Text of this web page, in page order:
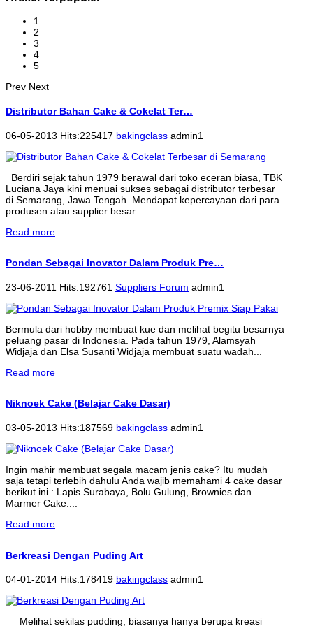
1
2
3
4
5
Prev Next
Distributor Bahan Cake & Cokelat Ter…
06-05-2013 Hits:225417 bakingclass admin1
Berdiri sejak tahun 1979 berawal dari toko eceran biasa, TBK
Luciana Jaya kini menuai sukses sebagai distributor terbesar
di Semarang, Jawa Tengah. Mendapat kepercayaan dari para
produsen atau supplier besar...
Read more
Pondan Sebagai Inovator Dalam Produk Pre…
23-06-2011 Hits:192761 Suppliers Forum admin1
Bermula dari hobby membuat kue dan melihat begitu besarnya
peluang pasar di Indonesia. Pada tahun 1979, Alamsyah
Widjaja dan Elsa Susanti Widjaja membuat suatu wadah...
Read more
Niknoek Cake (Belajar Cake Dasar)
03-05-2013 Hits:187569 bakingclass admin1
Ingin mahir membuat segala macam jenis cake? Itu mudah
saja tetapi terlebih dahulu Anda wajib memahami 4 cake dasar
berikut ini : Lapis Surabaya, Bolu Gulung, Brownies dan
Marmer Cake....
Read more
Berkreasi Dengan Puding Art
04-01-2014 Hits:178419 bakingclass admin1
Melihat sekilas pudding, biasanya hanya berupa kreasi